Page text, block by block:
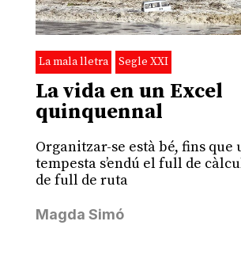
La mala lletra Segle XXI
La vida en un Excel
quinquennal
Organitzar-se està bé, fins que
tempesta s’endú el full de
de full de ruta
Magda Simó